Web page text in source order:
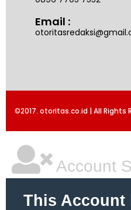
Email :
©2017. otoritas.co.id | All Rights
Account
This Account